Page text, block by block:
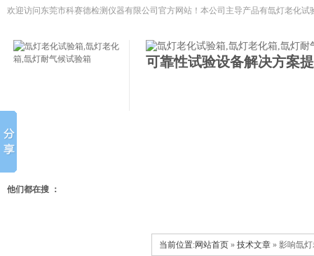
欢迎访问东莞市科赛德检测仪器有限公司官方网站！本公司主导产品有氙灯老化试
可靠性试验设备解决方案
他们都在搜 ：
当前位置:网站首页 » 技术文章 » 影响氙